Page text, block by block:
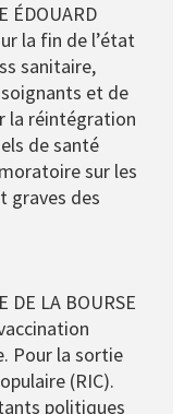
ÉDOUARD
la fin de l’état
sanitaire,
et de
la réintégration
de santé
sur les
graves des
DE LA BOURSE
Pour la sortie
(RIC).
politiques